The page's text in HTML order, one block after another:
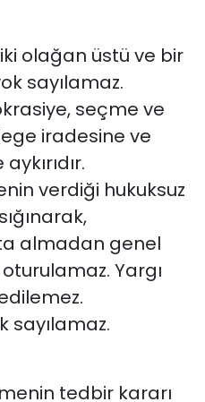
olağan üstü ve bir
sayılamaz.
seçme ve
iradesine ve
verdiği hukuksuz
almadan genel
Yargı
sayılamaz.
tedbir kararı